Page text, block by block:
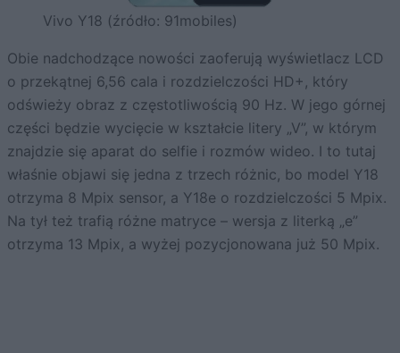
Vivo Y18 (źródło: 91mobiles)
Obie nadchodzące nowości zaoferują wyświetlacz LCD
o przekątnej 6,56 cala i rozdzielczości HD+, który
odświeży obraz z częstotliwością 90 Hz. W jego górnej
części będzie wycięcie w kształcie litery „V”, w którym
znajdzie się aparat do selfie i rozmów wideo. I to tutaj
właśnie objawi się jedna z trzech różnic, bo model Y18
otrzyma 8 Mpix sensor, a Y18e o rozdzielczości 5 Mpix.
Na tył też trafią różne matryce – wersja z literką „e”
otrzyma 13 Mpix, a wyżej pozycjonowana już 50 Mpix.